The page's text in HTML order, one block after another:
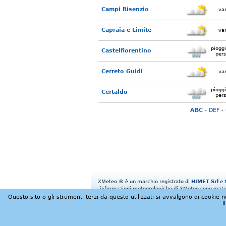
Campi Bisenzio
Capraia e Limite
Castelfiorentino
Cerreto Guidi
Certaldo
ABC- DEF-
XMeteo ® è un marchio registrato di HIMET Srl e
informazioni meteorologiche di XMeteo sono
Questo sito o gli strumenti terzi da questo utilizzati si avvalgono di cookie